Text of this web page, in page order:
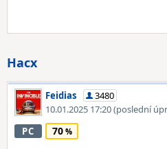
Hacx
Feidias
3480
10.01.2025 17:20(poslední
PC 70